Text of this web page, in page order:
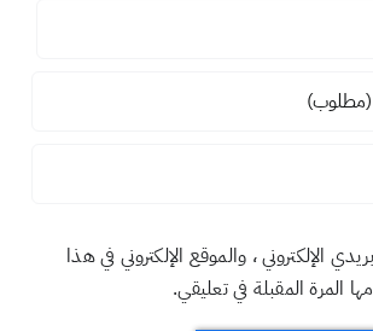
الإلكتروني ، والموقع الإلكتروني في هذا
المرة المقبلة في تعليقي.